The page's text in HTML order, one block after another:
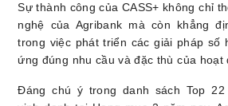
Sự thành công của CASS+ không chỉ
nghệ của Agribank mà còn khẳng
trong việc phát triển các giải pháp số
ứng đúng nhu cầu và đặc thù của hoạt
Đáng chú ý trong danh sách Top